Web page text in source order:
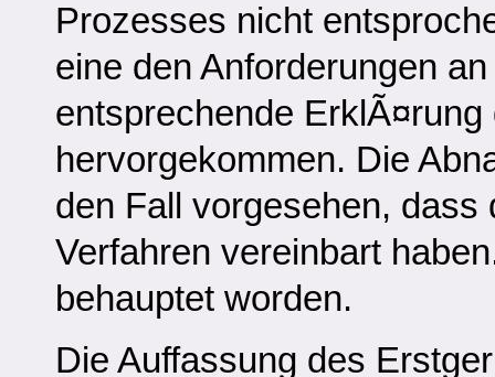
Prozesses nicht
eine den Anforderungen
entsprechende
hervorgekommen. Die
den Fall vorgesehen,
Verfahren vereinbart
behauptet worden.
Die Auffassung des